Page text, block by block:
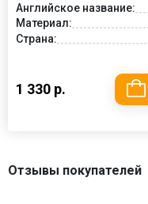
Английское название:
Материал:
Страна:
1 330 р.
Отзывы покупателей